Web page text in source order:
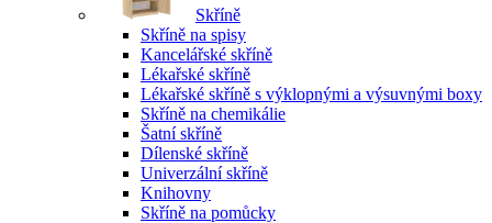
Skříně
Skříně na spisy
Kancelářské skříně
Lékařské skříně
Lékařské skříně s výklopnými a výsuvnými boxy
Skříně na chemikálie
Šatní skříně
Dílenské skříně
Univerzální skříně
Knihovny
Skříně na pomůcky